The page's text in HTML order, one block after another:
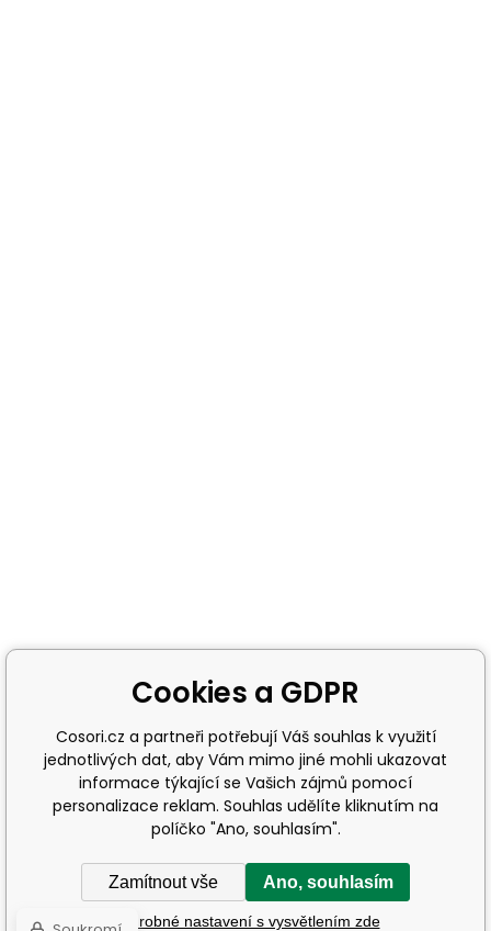
Cookies a GDPR
Cosori.cz a partneři potřebují Váš souhlas k využití
jednotlivých dat, aby Vám mimo jiné mohli ukazovat
informace týkající se Vašich zájmů pomocí
personalizace reklam. Souhlas udělíte kliknutím na
políčko "Ano, souhlasím".
Zamítnout vše Ano, souhlasím
Podrobné nastavení s vysvětlením zde